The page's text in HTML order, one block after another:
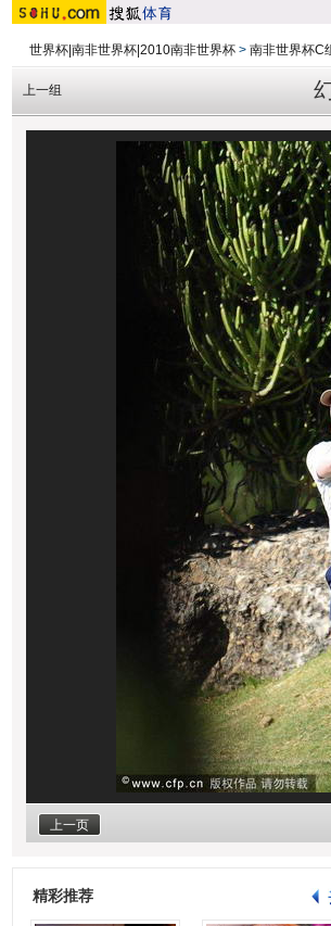
世界杯|南非世界杯|2010南非世界杯 > 南非世界杯C
上一组
上一页
精彩推荐